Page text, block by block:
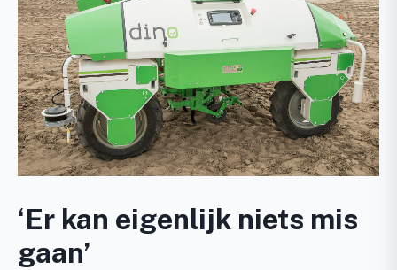
‘Er kan eigenlijk niets mis
gaan’